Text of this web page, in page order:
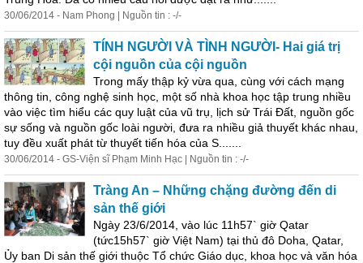
30/06/2014 - Nam Phong | Nguồn tin : -/-
TÍNH NGƯỜI VÀ TÌNH NGƯỜI- Hai giá trị
cội nguồn của cội nguồn
Trong mấy thập kỷ vừa qua, cùng với cách mạng
thông tin, công nghệ sinh học, một số nhà khoa học tập trung nhiều
vào việc tìm hiểu các quy luật của vũ trụ, lịch sử Trái Đất, nguồn gốc
sự sống và nguồn gốc loài người, đưa ra nhiều giả thuyết khác nhau,
tuy đều xuất phát từ thuyết tiến hóa của S.......
30/06/2014 - GS-Viện sĩ Phạm Minh Hạc | Nguồn tin : -/-
Tràng An – Những chặng đường đến di
sản thế giới
Ngày 23/6/2014, vào lúc 11h57` giờ Qatar
(tức15h57` giờ Việt Nam) tại thủ đô Doha, Qatar,
Ủy ban Di sản thế giới thuộc Tổ chức Giáo dục, khoa học và văn hóa